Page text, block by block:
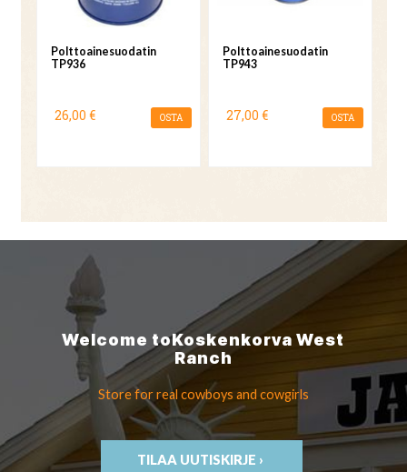
Polttoainesuodatin
TP936
26,00 € OSTA
Polttoainesuodatin
TP943
27,00 € OSTA
Welcome toKoskenkorvaWest
Ranch
Store for real cowboys and cowgirls
TILAA UUTISKIRJE ›